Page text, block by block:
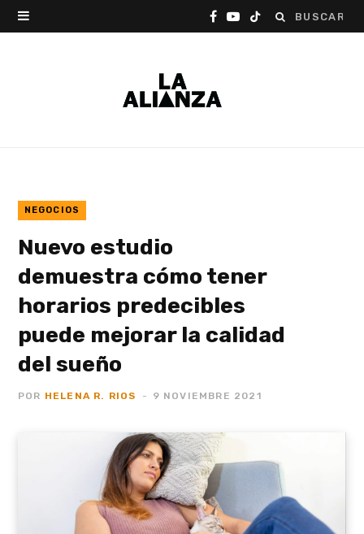
Buscar:
F Y T
NEGOCIOS
Nuevo estudio
demuestra cómo tener
horarios predecibles
puede mejorar la calidad
del sueño
POR HELENA R. RIOS 9 NOVIEMBRE 2021